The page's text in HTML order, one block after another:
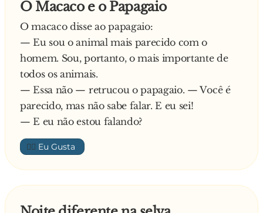
assim.
O Macaco e o Papagaio
O macaco disse ao papagaio:
— Eu sou o animal mais parecido com o
homem. Sou, portanto, o mais importante de
todos os animais.
— Essa não — retrucou o papagaio. — Você é
parecido, mas não sabe falar. E eu sei!
— E eu não estou falando?
👍🏼